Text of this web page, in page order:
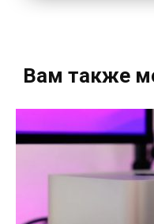
Вам также